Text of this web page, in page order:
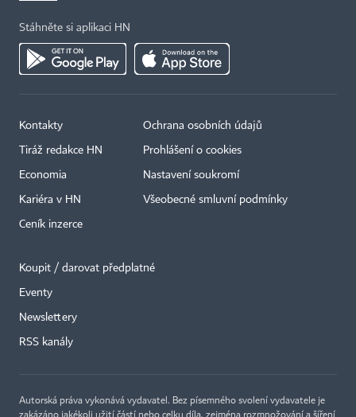
Stáhněte si aplikaci HN
Kontakty
Tiráž redakce HN
Economia
Kariéra v HN
Ceník inzerce
Ochrana osobních údajů
Prohlášení o cookies
Nastavení soukromí
Všeobecné smluvní podmínky
Koupit / darovat předplatné
Eventy
Newslettery
RSS kanály
Autorská práva vykonává vydavatel. Bez písemného svolení vydavatele je